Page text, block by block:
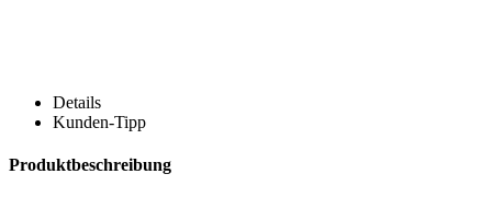
Details
Kunden-Tipp
Produktbeschreibung